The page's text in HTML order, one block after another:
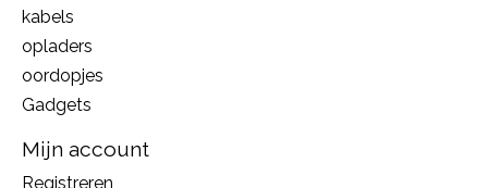
kabels
opladers
oordopjes
Gadgets
Mijn account
Registreren